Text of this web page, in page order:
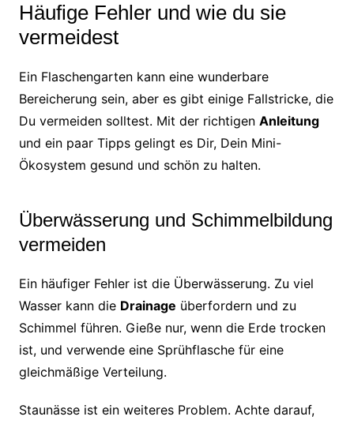
Häufige Fehler und wie du sie
vermeidest
Ein Flaschengarten kann eine wunderbare
Bereicherung sein, aber es gibt einige Fallstricke, die
Du vermeiden solltest. Mit der richtigen Anleitung
und ein paar Tipps gelingt es Dir, Dein Mini-
Ökosystem gesund und schön zu halten.
Überwässerung und Schimmelbildung
vermeiden
Ein häufiger Fehler ist die Überwässerung. Zu viel
Wasser kann die Drainage überfordern und zu
Schimmel führen. Gieße nur, wenn die Erde trocken
ist, und verwende eine Sprühflasche für eine
gleichmäßige Verteilung.
Staunässe ist ein weiteres Problem. Achte darauf,